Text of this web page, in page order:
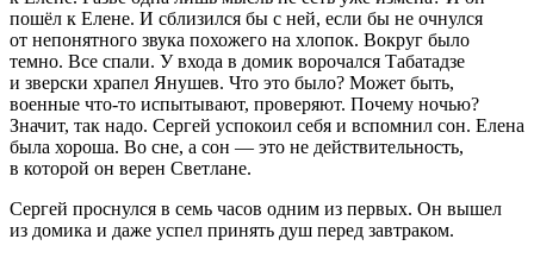
пошёл к Елене. И сблизился бы с ней, если бы не очнулся
от непонятного звука похожего на хлопок. Вокруг было
темно. Все спали. У входа в домик ворочался Табатадзе
и зверски храпел Янушев. Что это было? Может быть,
военные что-то испытывают, проверяют. Почему ночью?
Значит, так надо. Сергей успокоил себя и вспомнил сон. Елена
была хороша. Во сне, а сон — это не действительность,
в которой он верен Светлане.
Сергей проснулся в семь часов одним из первых. Он вышел
из домика и даже успел принять душ перед завтраком.